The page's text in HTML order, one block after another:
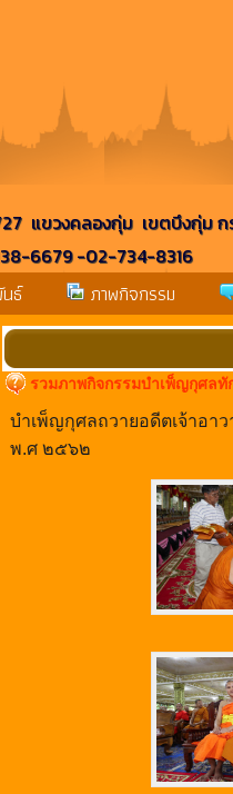
แขวงคลองกุ่ม เขตบึงกุ่ม ก
6679 -02-734-8316
ธ์ ภาพกิจกรรม
รวมภาพกิจกรรมบำเพ็ญกุศล
บำเพ็ญกุศลถวายอดีตเจ้าอ
พ.ศ ๒๕๖๒